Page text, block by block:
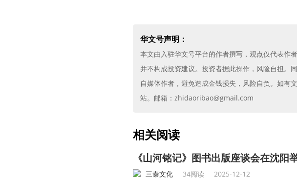
华文号声明：
本文由入驻华文号平台的作者撰写，观点仅代表作
并不构成投资建议。投资者据此操作，风险自担。
自媒体作者，避免造成金钱损失，风险自负。如有
站。邮箱：zhidaoribao@gmail.com
相关阅读
《山河铭记》图书出版座谈会在沈阳
三秦文化 34阅读 2025-12-12